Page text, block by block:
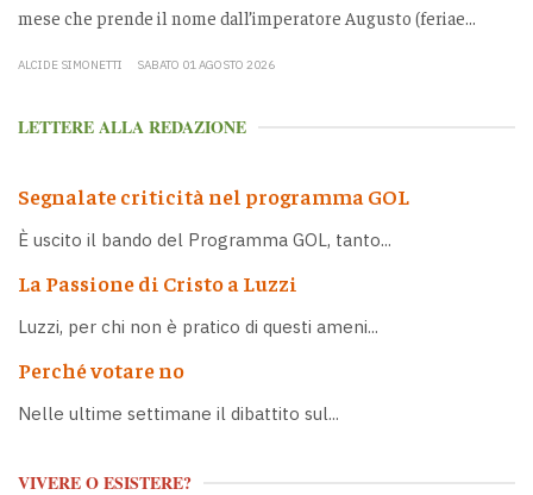
mese che prende il nome dall’imperatore Augusto (feriae...
ALCIDE SIMONETTI SABATO 01 AGOSTO 2026
LETTERE ALLA REDAZIONE
Segnalate criticità nel programma GOL
È uscito il bando del Programma GOL, tanto...
La Passione di Cristo a Luzzi
Luzzi, per chi non è pratico di questi ameni...
Perché votare no
Nelle ultime settimane il dibattito sul...
VIVERE O ESISTERE?